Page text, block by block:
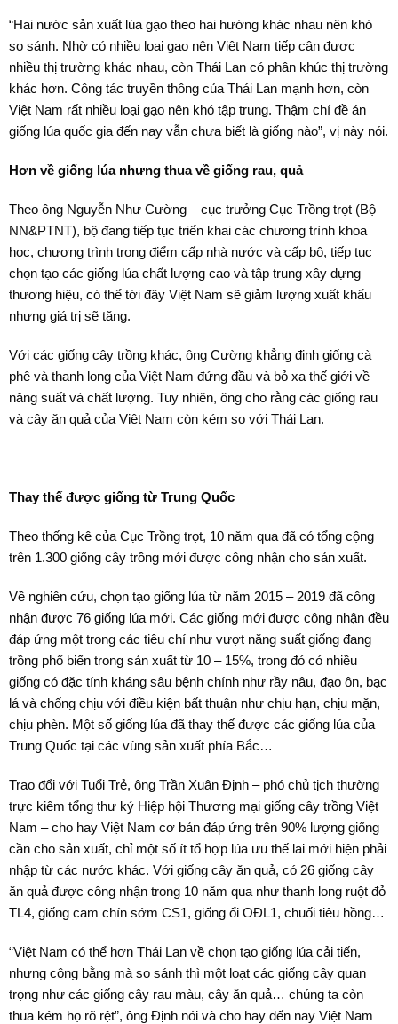
“Hai nước sản xuất lúa gạo theo hai hướng khác nhau nên khó
so sánh. Nhờ có nhiều loại gạo nên Việt Nam tiếp cận được
nhiều thị trường khác nhau, còn Thái Lan có phân khúc thị trường
khác hơn. Công tác truyền thông của Thái Lan mạnh hơn, còn
Việt Nam rất nhiều loại gạo nên khó tập trung. Thậm chí đề án
giống lúa quốc gia đến nay vẫn chưa biết là giống nào”, vị này nói.
Hơn về giống lúa nhưng thua về giống rau, quả
Theo ông Nguyễn Như Cường – cục trưởng Cục Trồng trọt (Bộ
NN&PTNT), bộ đang tiếp tục triển khai các chương trình khoa
học, chương trình trọng điểm cấp nhà nước và cấp bộ, tiếp tục
chọn tạo các giống lúa chất lượng cao và tập trung xây dựng
thương hiệu, có thể tới đây Việt Nam sẽ giảm lượng xuất khẩu
nhưng giá trị sẽ tăng.
Với các giống cây trồng khác, ông Cường khẳng định giống cà
phê và thanh long của Việt Nam đứng đầu và bỏ xa thế giới về
năng suất và chất lượng. Tuy nhiên, ông cho rằng các giống rau
và cây ăn quả của Việt Nam còn kém so với Thái Lan.
Thay thế được giống từ Trung Quốc
Theo thống kê của Cục Trồng trọt, 10 năm qua đã có tổng cộng
trên 1.300 giống cây trồng mới được công nhận cho sản xuất.
Về nghiên cứu, chọn tạo giống lúa từ năm 2015 – 2019 đã công
nhận được 76 giống lúa mới. Các giống mới được công nhận đều
đáp ứng một trong các tiêu chí như vượt năng suất giống đang
trồng phổ biến trong sản xuất từ 10 – 15%, trong đó có nhiều
giống có đặc tính kháng sâu bệnh chính như rầy nâu, đạo ôn, bạc
lá và chống chịu với điều kiện bất thuận như chịu hạn, chịu mặn,
chịu phèn. Một số giống lúa đã thay thế được các giống lúa của
Trung Quốc tại các vùng sản xuất phía Bắc…
Trao đổi với Tuổi Trẻ, ông Trần Xuân Định – phó chủ tịch thường
trực kiêm tổng thư ký Hiệp hội Thương mại giống cây trồng Việt
Nam – cho hay Việt Nam cơ bản đáp ứng trên 90% lượng giống
cần cho sản xuất, chỉ một số ít tổ hợp lúa ưu thế lai mới hiện phải
nhập từ các nước khác. Với giống cây ăn quả, có 26 giống cây
ăn quả được công nhận trong 10 năm qua như thanh long ruột đỏ
TL4, giống cam chín sớm CS1, giống ổi OĐL1, chuối tiêu hồng…
“Việt Nam có thể hơn Thái Lan về chọn tạo giống lúa cải tiến,
nhưng công bằng mà so sánh thì một loạt các giống cây quan
trọng như các giống cây rau màu, cây ăn quả… chúng ta còn
thua kém họ rõ rệt”, ông Định nói và cho hay đến nay Việt Nam